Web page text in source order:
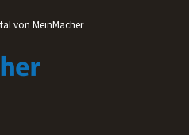
von MeinMacher